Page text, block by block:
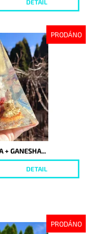
DETAIL
PRODÁNO
+ GANESHA...
DETAIL
PRODÁNO